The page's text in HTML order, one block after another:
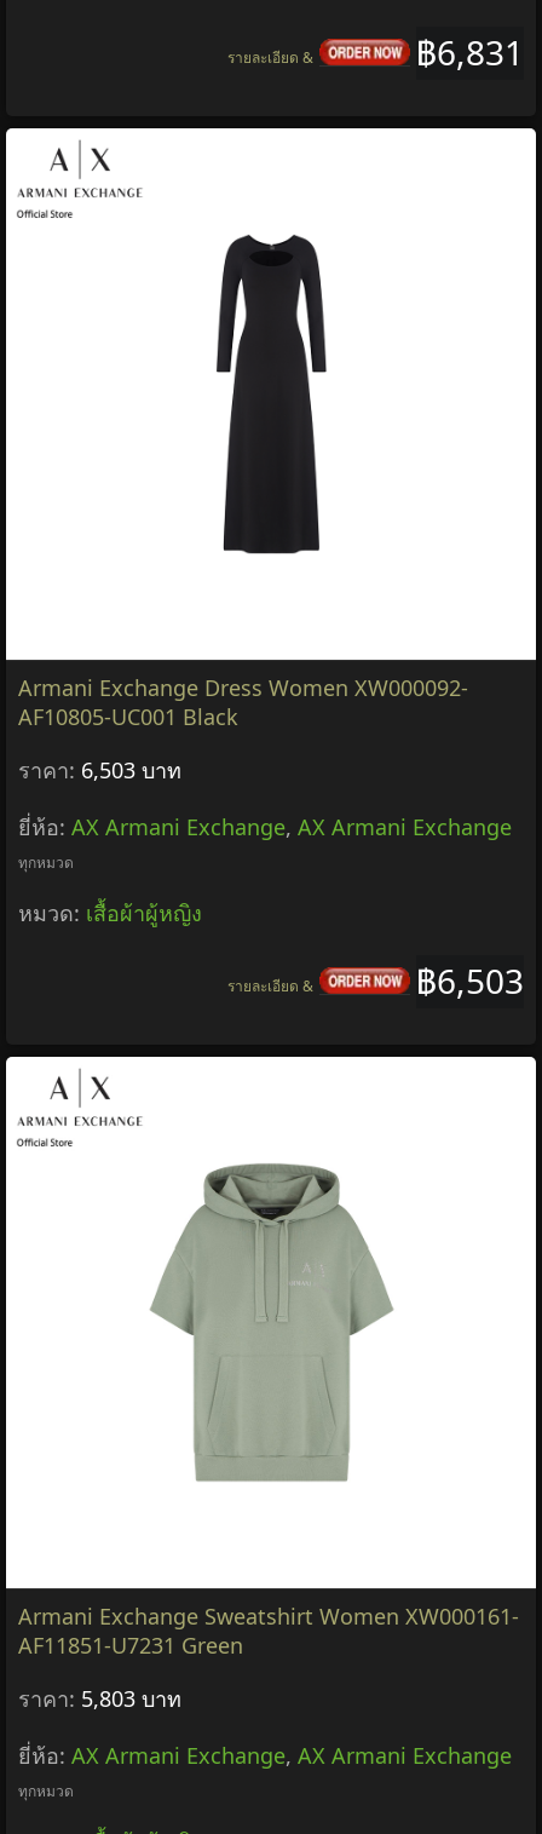
฿6,831
รายละเอียด &
Armani Exchange Dress Women XW000092-
AF10805-UC001 Black
ราคา: 6,503 บาท
ยี่ห้อ: AX Armani Exchange, AX Armani Exchange
ทุกหมวด
หมวด: เสื้อผ้าผู้หญิง
฿6,503
รายละเอียด &
Armani Exchange Sweatshirt Women XW000161-
AF11851-U7231 Green
ราคา: 5,803 บาท
ยี่ห้อ: AX Armani Exchange, AX Armani Exchange
ทุกหมวด